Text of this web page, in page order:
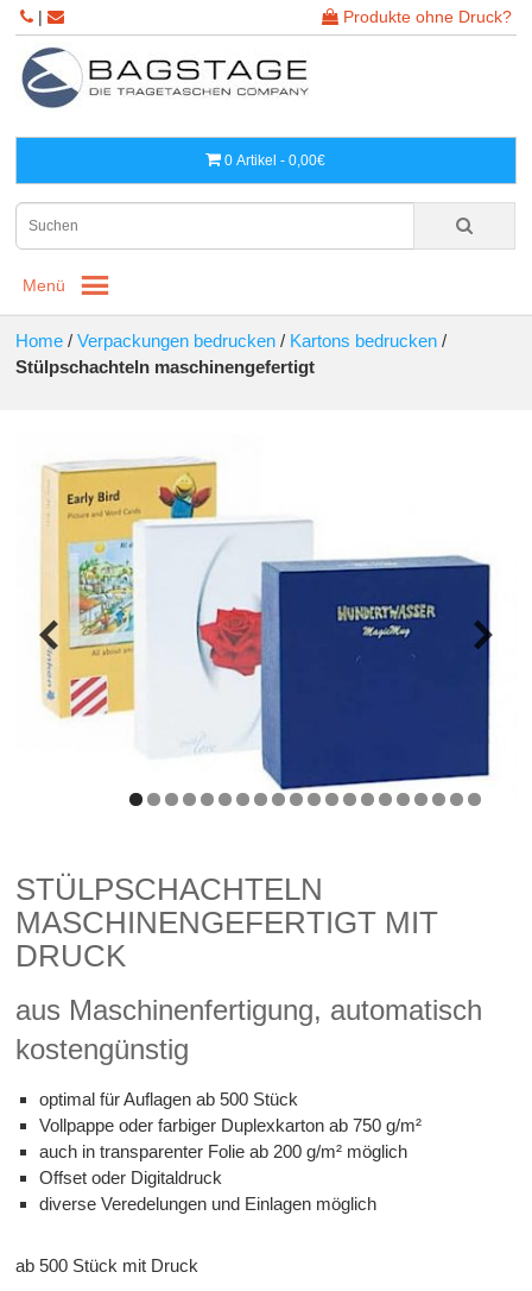
| Produkte ohne Druck?
0 Artikel - 0,00€
Menü
Home /Verpackungen bedrucken / Kartons bedrucken /
Stülpschachteln maschinengefertigt
STÜLPSCHACHTELN
MASCHINENGEFERTIGT MIT
DRUCK
aus Maschinenfertigung, automatisch
kostengünstig
optimal für Auflagen ab 500 Stück
Vollpappe oder farbiger Duplexkarton ab 750 g/m²
auch in transparenter Folie ab 200 g/m² möglich
Offset oder Digitaldruck
diverse Veredelungen und Einlagen möglich
ab 500 Stück mit Druck